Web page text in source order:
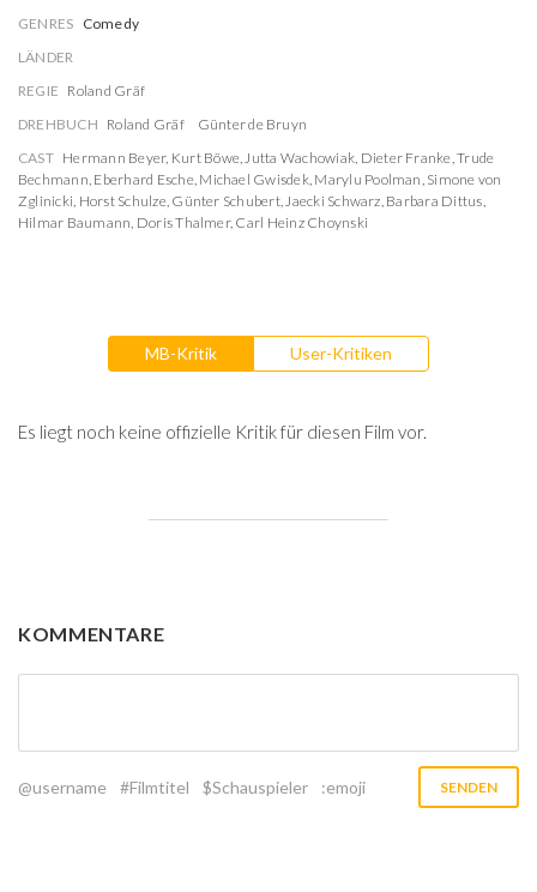
GENRES Comedy
LÄNDER
REGIE Roland Gräf
DREHBUCH Roland Gräf
Günter de Bruyn
CAST Hermann Beyer, Kurt Böwe,Jutta Wachowiak, Dieter Franke,Trude
Bechmann, Eberhard Esche, Michael Gwisdek, Marylu Poolman, Simone von
Zglinicki, Horst Schulze, Günter Schubert,Jaecki Schwarz, Barbara Dittus,
Hilmar Baumann, Doris Thalmer, Carl Heinz Choynski
MB-Kritik User-Kritiken
Es liegt noch keine offizielle Kritik für diesen Film vor.
KOMMENTARE
@username #Filmtitel $Schauspieler :emoji